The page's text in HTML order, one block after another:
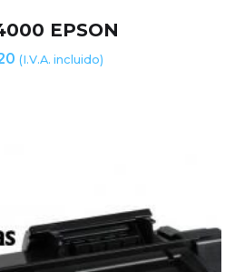
EPSON
(I.V.A. incluido)